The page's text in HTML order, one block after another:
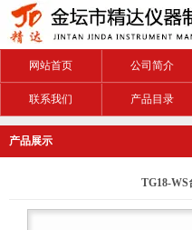
网站首页 公司简介
联系我们 产品目录
产品展示
TG18-WS